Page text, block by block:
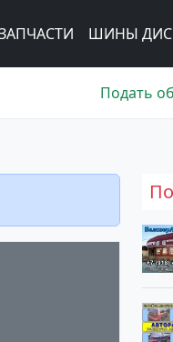
ШИНЫ
Подать